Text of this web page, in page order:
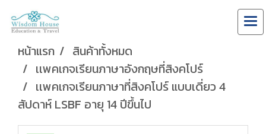
หน้าแรก
สินค้าทั้งหมด
เเพคเกจเรียนภาษาอังกฤษที่สิงคโปร์
เเพคเกจเรียนภาษาที่สิงคโปร์ แบบเดี่ยว 4
สัปดาห์ LSBF อายุ 14 ปีขึ้นไป